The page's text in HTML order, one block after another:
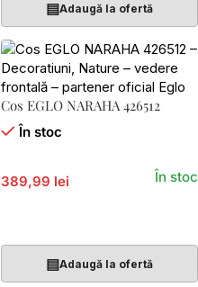
▤Adaugă la ofertă
Cos EGLO NARAHA 426512
În stoc
389,99 lei În stoc
▤Adaugă la ofertă